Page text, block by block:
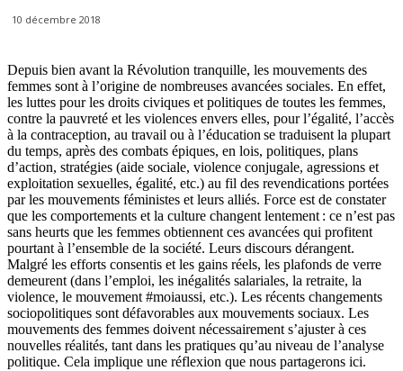
10 décembre 2018
Depuis bien avant la Révolution tranquille, les mouvements des
femmes sont à l’origine de nombreuses avancées sociales. En effet,
les luttes pour les droits civiques et politiques de toutes les femmes,
contre la pauvreté et les violences envers elles, pour l’égalité, l’accès
à la contraception, au travail ou à l’éducation se traduisent la plupart
du temps, après des combats épiques, en lois, politiques, plans
d’action, stratégies (aide sociale, violence conjugale, agressions et
exploitation sexuelles, égalité, etc.) au fil des revendications portées
par les mouvements féministes et leurs alliés. Force est de constater
que les comportements et la culture changent lentement : ce n’est pas
sans heurts que les femmes obtiennent ces avancées qui profitent
pourtant à l’ensemble de la société. Leurs discours dérangent.
Malgré les efforts consentis et les gains réels, les plafonds de verre
demeurent (dans l’emploi, les inégalités salariales, la retraite, la
violence, le mouvement #moiaussi, etc.). Les récents changements
sociopolitiques sont défavorables aux mouvements sociaux. Les
mouvements des femmes doivent nécessairement s’ajuster à ces
nouvelles réalités, tant dans les pratiques qu’au niveau de l’analyse
politique. Cela implique une réflexion que nous partagerons ici.